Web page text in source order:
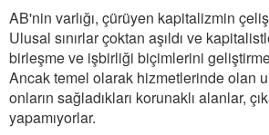
AB'nin varlığı, çürüyen kapitalizmin
Ulusal sınırlar çoktan aşıldı ve
birleşme ve işbirliği biçimlerini
Ancak temel olarak hizmetlerinde olan
onların sağladıkları korunaklı alanlar,
yapamıyorlar.